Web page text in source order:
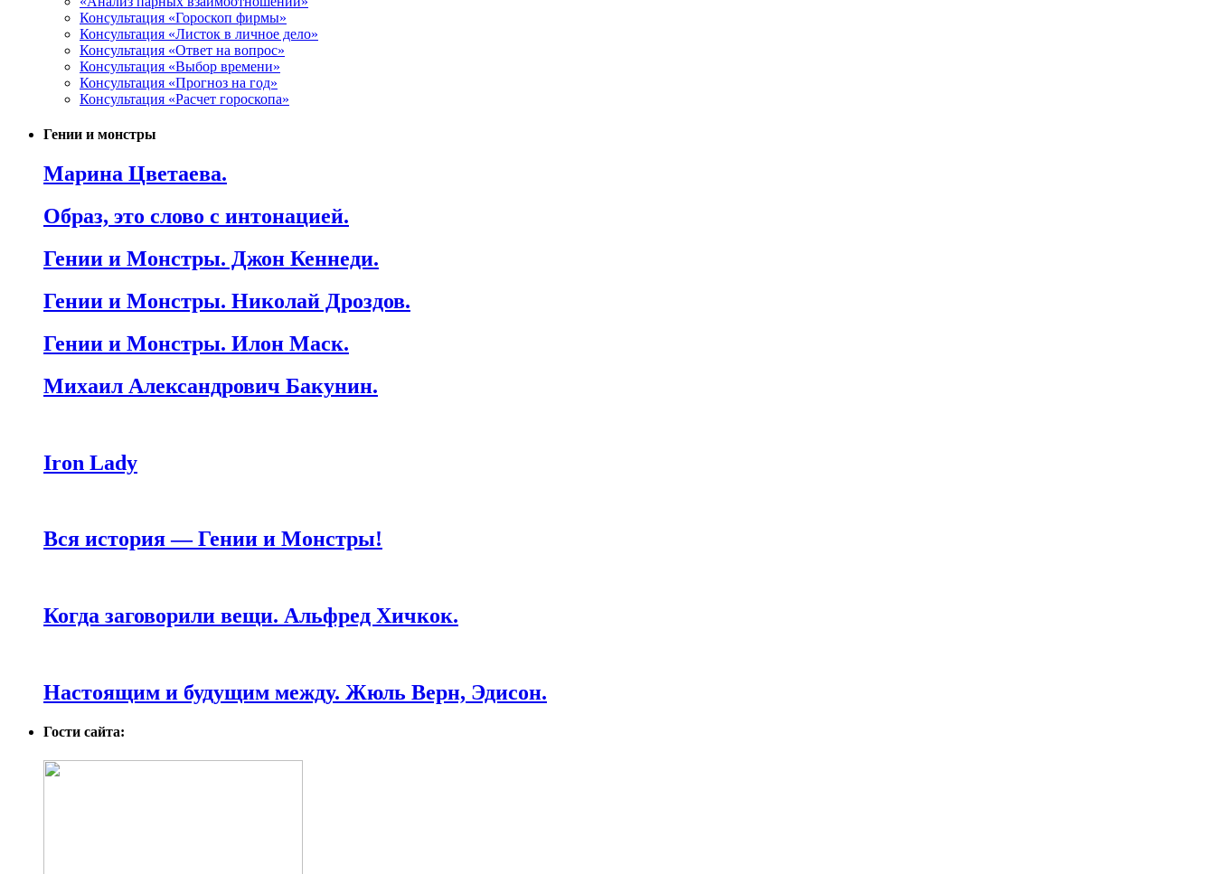
Консультация «Гороскоп фирмы»
Консультация «Листок в личное дело»
Консультация «Ответ на вопрос»
Консультация «Выбор времени»
Консультация «Прогноз на год»
Консультация «Расчет гороскопа»
Гении и монстры
Марина Цветаева.
Образ, это слово с интонацией.
Гении и Монстры. Джон Кеннеди.
Гении и Монстры. Николай Дроздов.
Гении и Монстры. Илон Маск.
Михаил Александрович Бакунин.
Iron Lady
Вся история — Гении и Монстры!
Когда заговорили вещи. Альфред Хичкок.
Настоящим и будущим между. Жюль Верн, Эдисон.
Гости сайта: